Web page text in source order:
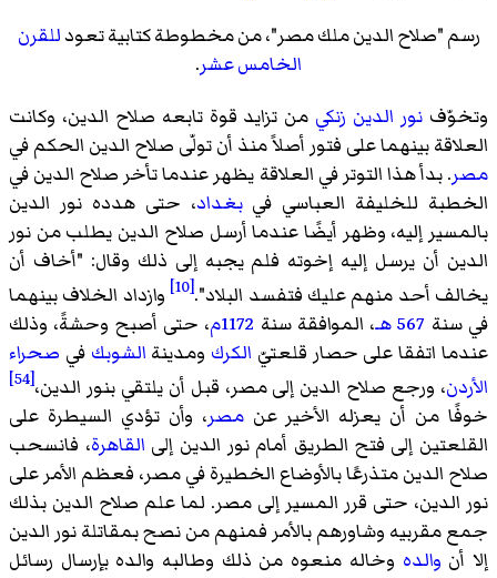
رسم "صلاح الدين ملك مصر"، من مخطوطة كتابية تعودللقرن
الخامس عشر.
وتخوّف نور الدين زنكي من تزايد قوة تابعه صلاح الدين، وكانت
العلاقة بينهما على فتور أصلاً منذ أن تولّى صلاح الدين الحكم في
مصر. بدأ هذا التوتر في العلاقة يظهر عندما تأخر صلاح الدين في
الخطبة للخليفة العباسي فيبغداد، حتى هدده نور الدين
بالمسير إليه، وظهر أيضًا عندما أرسل صلاح الدين يطلب من نور
الدين أن يرسل إليه إخوته فلم يجبه إلى ذلك وقال: "أخاف أن
يخالف أحد منهم عليك فتفسد البلاد".[10]
وازداد الخلاف بينهما
في سنة 567 هـ ، الموافقة سنة 1172م ، حتى أصبح وحشةً، وذلك
عندما اتفقا على حصار قلعتيّ الكرك ومدينة الشوبك في صحراء
الأردن، ورجع صلاح الدين إلى مصر، قبل أن يلتقي بنور الدين،[54]
خوفًا من أن يعزله الأخير عنمصر، وأن تؤدي السيطرة على
القلعتين إلى فتح الطريق أمام نور الدين إلى القاهرة، فانسحب
صلاح الدين متذرعًا بالأوضاع الخطيرة في مصر، فعظم الأمر على
نور الدين، حتى قرر المسير إلى مصر. لما علم صلاح الدين بذلك
جمع مقربيه وشاورهم بالأمر فمنهم من نصح بمقاتلة نور الدين
إلا أن والده وخاله منعوه من ذلك وطالبه والده بإرسال رسائل